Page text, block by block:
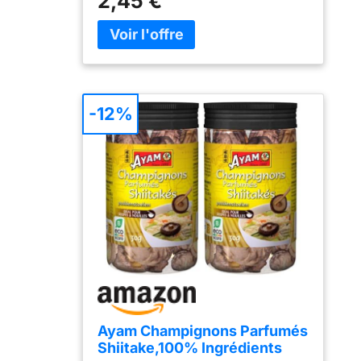
respectueux de
l'écosystème marin.
SÉCHAGE LENT ET
DÉLICAT : Le
processus artisanal
implique un
séchage doux qui
préserve les
propriétés
nutritionnelles
intactes et
concentre les
ingrédients. BASE
IDÉALE EN CUISINE
blanc en dessous. Ils sont
principalement utilisés dans les
soupes et les nouilles, mais aussi
et le riz. 100% d'ingrédients naturels
Nous avons banni les conservateurs,
les colorants artificiels ou encore les
exhausteurs de goût de nos
champignons. Sans additifs, Sans
OGM. Faire bouillir de l'eau. Arrêter
l'ébullition et tremper les
champignons durant 5 à 10 minutes,
jusqu'à ce qu'ils soient mous. Rincer
et utiliser directement dans vos
recettes
Ayam Champignons Parfumés
Shiitake,100% Ingrédients
-12%